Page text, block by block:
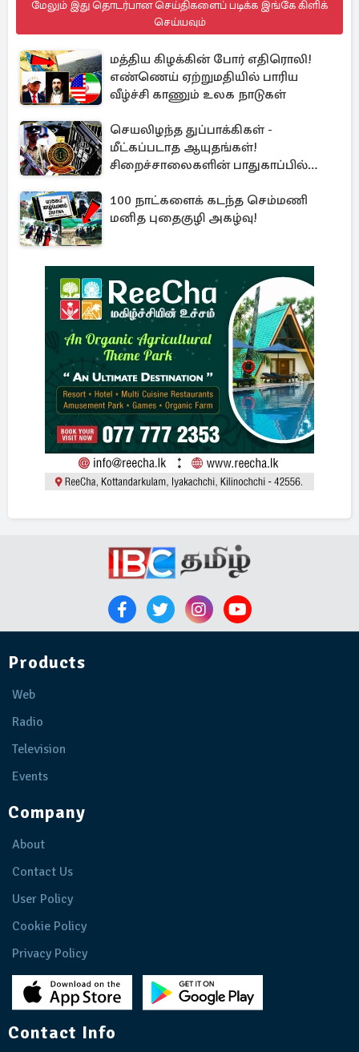
மேலும் இது தொடர்பான செய்திகளைப் படிக்க இங்கே கிளிக்
செய்யவும்
மத்திய கிழக்கின் போர் எதிரொலி!
எண்ணெய் ஏற்றுமதியில் பாரிய
வீழ்ச்சி காணும் உலக நாடுகள்
செயலிழந்த துப்பாக்கிகள் -
மீட்கப்படாத ஆயுதங்கள்!
சிறைச்சாலைகளின் பாதுகாப்பில்
100 நாட்களைக் கடந்த செம்மணி
மனித புதைகுழி அகழ்வு!
Products
Web
Radio
Television
Events
Company
About
Contact Us
User Policy
Cookie Policy
Privacy Policy
Contact Info